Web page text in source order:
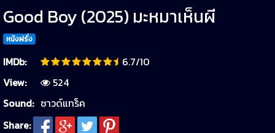
Good Boy (2025) มะหมาเห็นผี
หนังฝรั่ง
IMDb:
6.7/10
View:
524
Sound: ซาวด์แทร็ค
Share: